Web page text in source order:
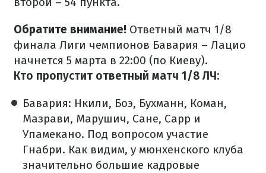
Обратите внимание! Ответный матч 1/8
финала Лиги чемпионов Бавария – Лацио
начнется 5 марта в 22:00 (по Киеву).
Кто пропустит ответный матч 1/8 ЛЧ:
Бавария: Нкили, Боэ, Бухманн, Коман,
Мазрави, Марушич, Сане, Сарр и
Упамекано. Под вопросом участие
Гнабри. Как видим, у мюнхенского клуба
значительно большие кадровые